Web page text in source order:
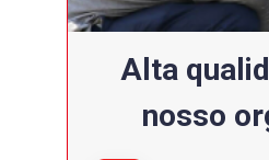
Alta
nosso